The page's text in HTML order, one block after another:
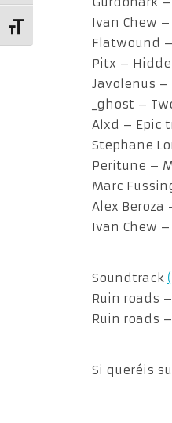
Alternar tamaño de letra
Ivan Chew
Flatwound
Pitx –
Javolenus –
_ghost –
Alxd – Epic
Stephane
Peritune –
Marc
Alex
Ivan Chew
Soundtrack
Ruin roads
Ruin roads
Si queréis